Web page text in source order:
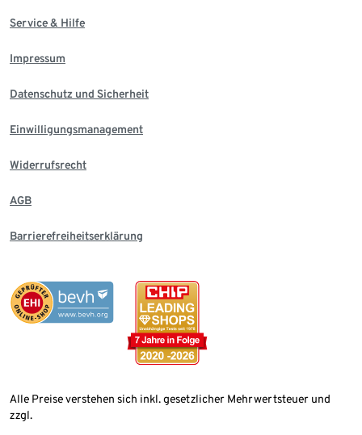
Service & Hilfe
Impressum
Datenschutz und Sicherheit
Einwilligungsmanagement
Widerrufsrecht
AGB
Barrierefreiheitserklärung
Alle Preise verstehen sich inkl. gesetzlicher Mehrwertsteuer und
zzgl.